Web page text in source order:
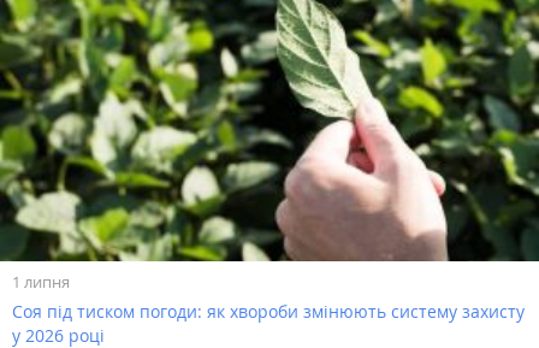
1 липня
Соя під тиском погоди: як хвороби змінюють систему захисту
у 2026 році